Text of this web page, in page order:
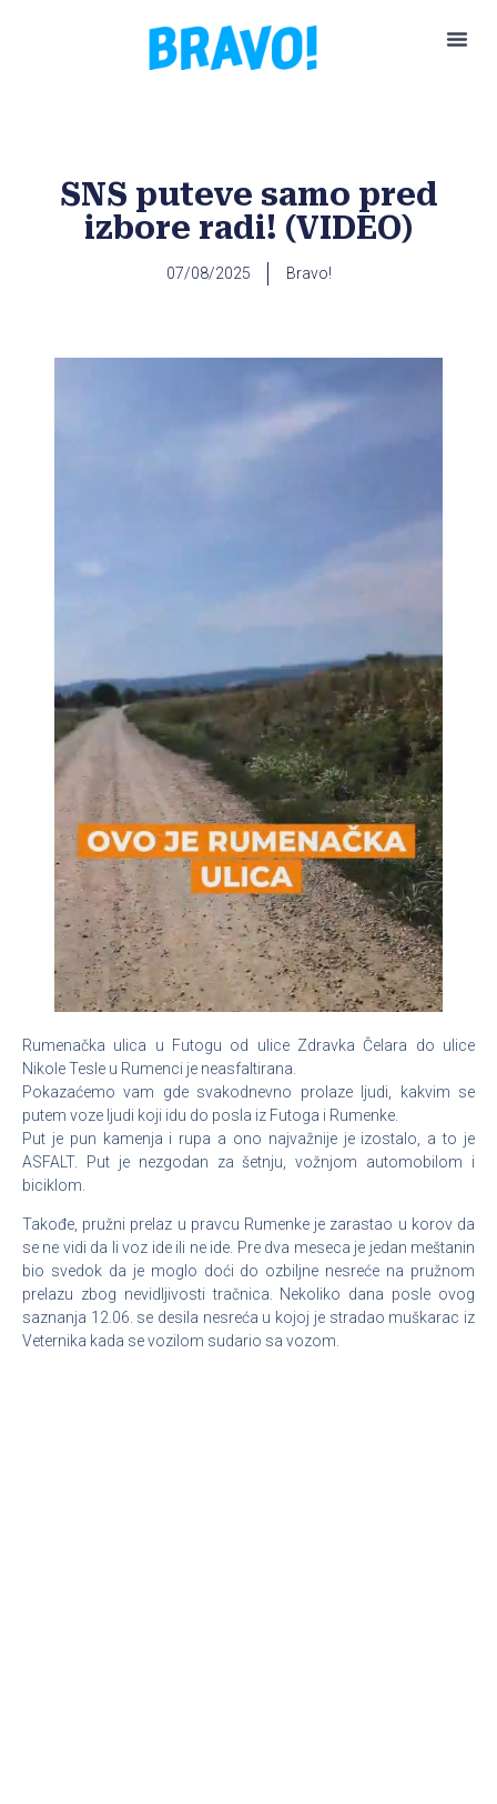
SNS puteve samo pred
izbore radi! (VIDEO)
07/08/2025 Bravo!
Rumenačka ulica u Futogu od ulice Zdravka Čelara do ulice
Nikole Tesle u Rumenci je neasfaltirana.
Pokazaćemo vam gde svakodnevno prolaze ljudi, kakvim se
putem voze ljudi koji idu do posla iz Futoga i Rumenke.
Put je pun kamenja i rupa a ono najvažnije je izostalo, a to je
ASFALT. Put je nezgodan za šetnju, vožnjom automobilom i
biciklom.
Takođe, pružni prelaz u pravcu Rumenke je zarastao u korov da
se ne vidi da li voz ide ili ne ide. Pre dva meseca je jedan meštanin
bio svedok da je moglo doći do ozbiljne nesreće na pružnom
prelazu zbog nevidljivosti tračnica. Nekoliko dana posle ovog
saznanja 12.06. se desila nesreća u kojoj je stradao muškarac iz
Veternika kada se vozilom sudario sa vozom.